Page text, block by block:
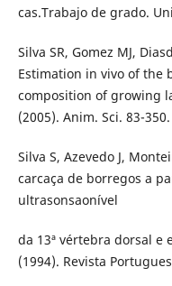
cas.Trabajo de grado.
Silva SR, Gomez MJ,
Estimation in vivo of the
composition of growing
(2005). Anim. Sci. 83-350.
Silva S, Azevedo J,
carcaça de borregos a
ultrasonsaonível
da 13ª vértebra dorsal e
(1994). Revista